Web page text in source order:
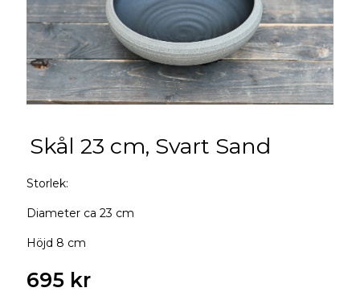
Skål 23 cm, Svart Sand
Storlek:
Diameter ca 23 cm
Höjd 8 cm
695 kr